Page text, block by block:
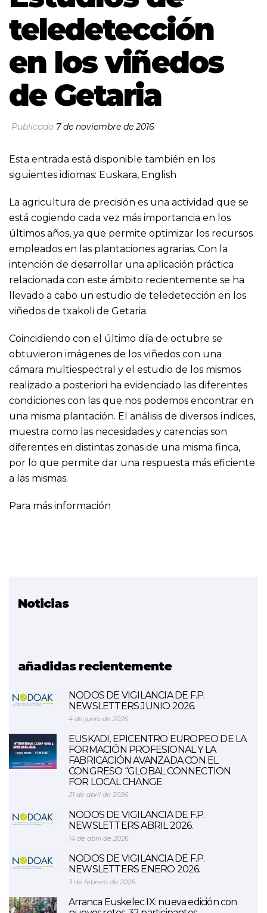
teledetección
en los viñedos
de Getaria
Publicado 7 de noviembre de 2016
Esta entrada está disponible también en los
siguientes idiomas: Euskara, English
La agricultura de precisión es una actividad que se
está cogiendo cada vez más importancia en los
últimos años, ya que permite optimizar los recursos
empleados en las plantaciones agrarias. Con la
intención de desarrollar una aplicación práctica
relacionada con este ámbito recientemente se ha
llevado a cabo un estudio de teledetección en los
viñedos de txakoli de Getaria.
Coincidiendo con el último día de octubre se
obtuvieron imágenes de los viñedos con una
cámara multiespectral y el estudio de los mismos
realizado a posteriori ha evidenciado las diferentes
condiciones con las que nos podemos encontrar en
una misma plantación. El análisis de diversos índices,
muestra como las necesidades y carencias son
diferentes en distintas zonas de una misma finca,
por lo que permite dar una respuesta más eficiente
a las mismas.
Para más información
Noticias
añadidas recientemente
NODOS DE VIGILANCIA DE F.P.
NEWSLETTERS JUNIO 2026.
4 de junio de 2026
EUSKADI, EPICENTRO EUROPEO DE LA
FORMACIÓN PROFESIONAL Y LA
FABRICACIÓN AVANZADA CON EL
CONGRESO “GLOBAL CONNECTION
FOR LOCAL CHANGE
21 de abril de 2026
NODOS DE VIGILANCIA DE F.P.
NEWSLETTERS ABRIL 2026.
14 de abril de 2026
NODOS DE VIGILANCIA DE F.P.
NEWSLETTERS ENERO 2026.
3 de febrero de 2026
Arranca Euskelec IX: nueva edición con